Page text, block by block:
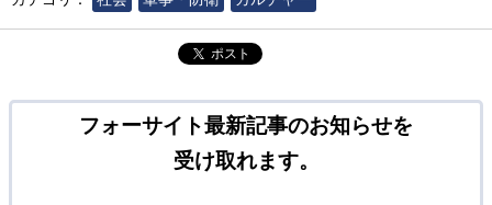
ポスト
フォーサイト最新記事のお知らせを
受け取れます。